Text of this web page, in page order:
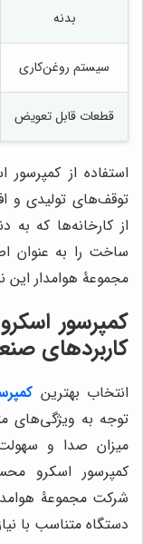
بدنه
سیستم روغن‌کاری
قطعات قابل تعویض
استفاده از
توقف‌های تولیدی و
از کارخانه‌ها که به
ساخت را به عنوان
مجموعۀ هوامدار این
کمپرسور
کاربردهای
انتخاب بهترین
توجه به ویژگی‌های
میزان صدا و
کمپرسور اسکرو
شرکت مجموعۀ
دستگاه متناسب با